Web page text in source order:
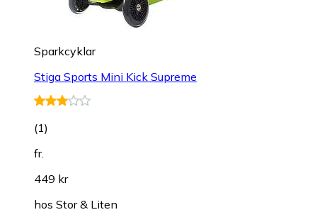
Sparkcyklar
Stiga Sports Mini Kick Supreme
(1)
fr.
449 kr
hos Stor & Liten